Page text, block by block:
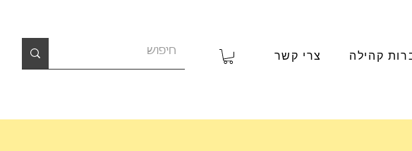
צרי קשר קהילה